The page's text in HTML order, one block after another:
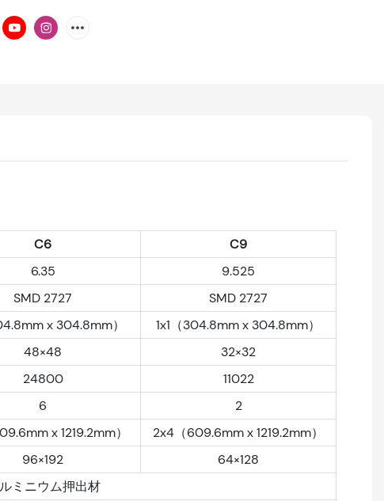
C6
C9
6.35
9.525
SMD 2727
SMD 2727
x 304.8mm）
1x1（304.8mm x 304.8mm）
48×48
32×32
24800
11022
6
2
x 1219.2mm）
2x4（609.6mm x 1219.2mm）
96×192
64×128
ミニウム押出材